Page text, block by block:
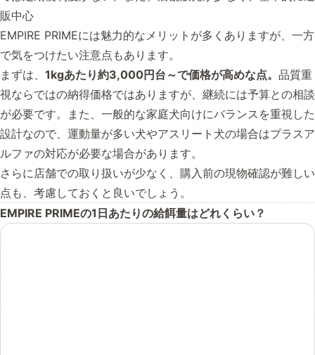
販中心
EMPIRE PRIMEには魅力的なメリットが多くありますが、一方
で気をつけたい注意点もあります。
まずは、 1kgあたり約3,000円台～で価格が高めな点。 品質重
視ならではの納得価格ではありますが、継続には予算との相談
が必要です。また、一般的な家庭犬向けにバランスを重視した
設計なので、運動量が多い犬やアスリート犬の場合はプラスア
ルファの対応が必要な場合があります。
さらに店舗での取り扱いが少なく、購入前の現物確認が難しい
点も、考慮しておくと良いでしょう。
EMPIRE PRIMEの1日あたりの給餌量はどれくらい？